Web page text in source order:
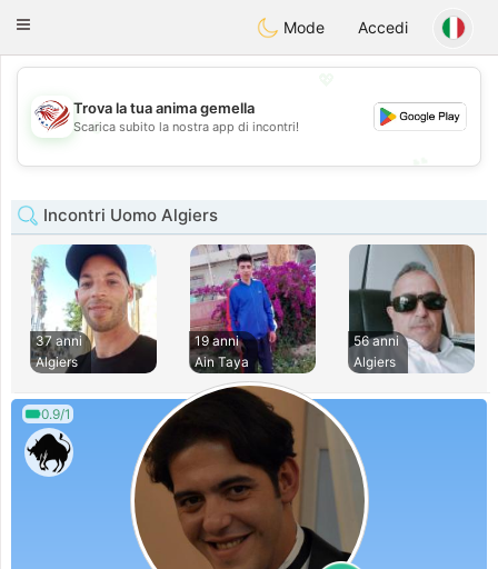
StatesDating
Toggle
Mode Accedi
💖
💕
Trova la tua anima gemella
Scarica subito la nostra app di incontri!
Incontri Uomo Algiers
37 anni
Algiers
19 anni
Ain Taya
56 anni
Algiers
0.9/1